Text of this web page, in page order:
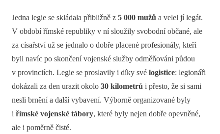
Jedna legie se skládala přibližně z 5 000 mužů a velel jí legát.
V období římské republiky v ní sloužily svobodní občané, ale
za císařství už se jednalo o dobře placené profesionály, kteří
byli navíc po skončení vojenské služby odměňováni půdou
v provinciích. Legie se proslavily i díky své logistice: legionáři
dokázali za den urazit okolo 30 kilometrů i přesto, že si sami
nesli brnění a další vybavení. Výborně organizované byly
i římské vojenské tábory, které byly nejen dobře opevněné,
ale i poměrně čisté.